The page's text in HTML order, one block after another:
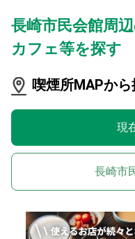
長崎市民会館周
カフェ等を探す
喫煙所MAPから
現
長崎市